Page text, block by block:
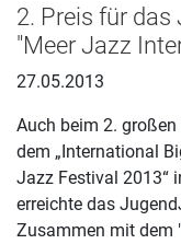
2. Preis für das
"Meer Jazz
27.05.2013
Auch beim 2.
dem „International
Jazz Festival 2013“
erreichte das
Zusammen mit dem